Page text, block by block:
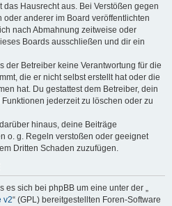
das Hausrecht aus. Bei Verstößen gegen
anderer im Board veröffentlichten
nach Abmahnung zeitweise oder
Boards ausschließen und dir ein
der Betreiber keine Verantwortung für die
die er nicht selbst erstellt hat oder die
hat. Du gestattest dem Betreiber, dein
jederzeit zu löschen oder zu
hinaus, deine Beiträge
o. g. Regeln verstoßen oder geeignet
Dritten Schaden zuzufügen.
es sich bei phpBB um eine unter der „
v2“ (GPL) bereitgestellten Foren-Software